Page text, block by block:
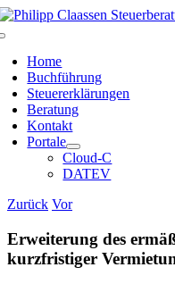
Zum
Home
Buchführung
Steuererklärungen
Beratung
Kontakt
Portale
Cloud-C
DATEV
Zurück Vor
Erweiterung des
kurzfristiger